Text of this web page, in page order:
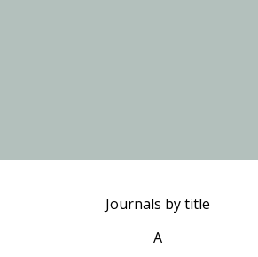
Journals by title
A